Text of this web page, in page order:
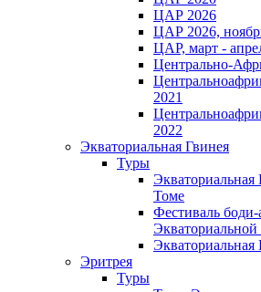
ЦАР 2026
ЦАР 2026,
ЦАР, март -
Центрально-
2021
2022
Экваториальная Гвинея
Туры
Томе
Фестиваль боди-
Экваториальной
Экваториальная
Эритрея
Туры